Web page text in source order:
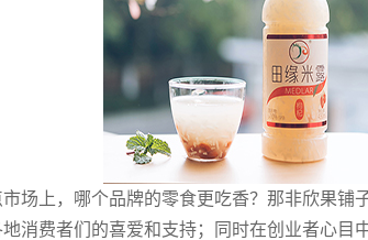
场上，哪个品牌的零食更吃香？那非欣果铺
消费者们的喜爱和支持；同时在创业者心目